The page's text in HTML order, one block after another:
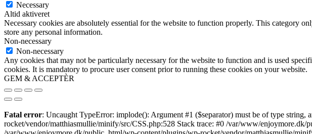
Necessary
Altid aktiveret
Necessary cookies are absolutely essential for the website to function properly. This category
store any personal information.
Non-necessary
Non-necessary
Any cookies that may not be particularly necessary for the website to function and is used
cookies. It is mandatory to procure user consent prior to running these cookies on your website.
GEM & ACCEPTÈR
Fatal error: Uncaught TypeError: implode(): Argument #1 ($separator) must be of type
rocket/vendor/matthiasmullie/minify/src/CSS.php:528 Stack trace: #0 /var/www/